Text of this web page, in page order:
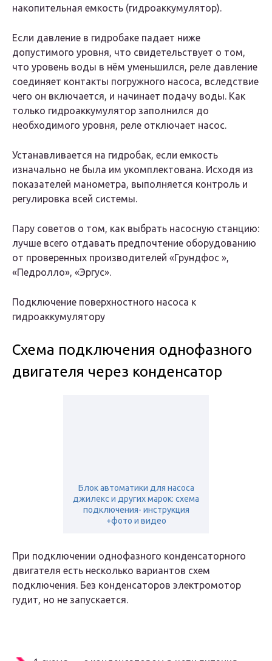
накопительная емкость (гидроаккумулятор).
Если давление в гидробаке падает ниже
допустимого уровня, что свидетельствует о том,
что уровень воды в нём уменьшился, реле давление
соединяет контакты погружного насоса, вследствие
чего он включается, и начинает подачу воды. Как
только гидроаккумулятор заполнился до
необходимого уровня, реле отключает насос.
Устанавливается на гидробак, если емкость
изначально не была им укомплектована. Исходя из
показателей манометра, выполняется контроль и
регулировка всей системы.
Пару советов о том, как выбрать насосную станцию:
лучше всего отдавать предпочтение оборудованию
от проверенных производителей «Грундфос »,
«Педролло», «Эргус».
Подключение поверхностного насоса к
гидроаккумулятору
Схема подключения однофазного
двигателя через конденсатор
Блок автоматики для насоса
джилекс и других марок: схема
подключения- инструкция
+фото и видео
При подключении однофазного конденсаторного
двигателя есть несколько вариантов схем
подключения. Без конденсаторов электромотор
гудит, но не запускается.